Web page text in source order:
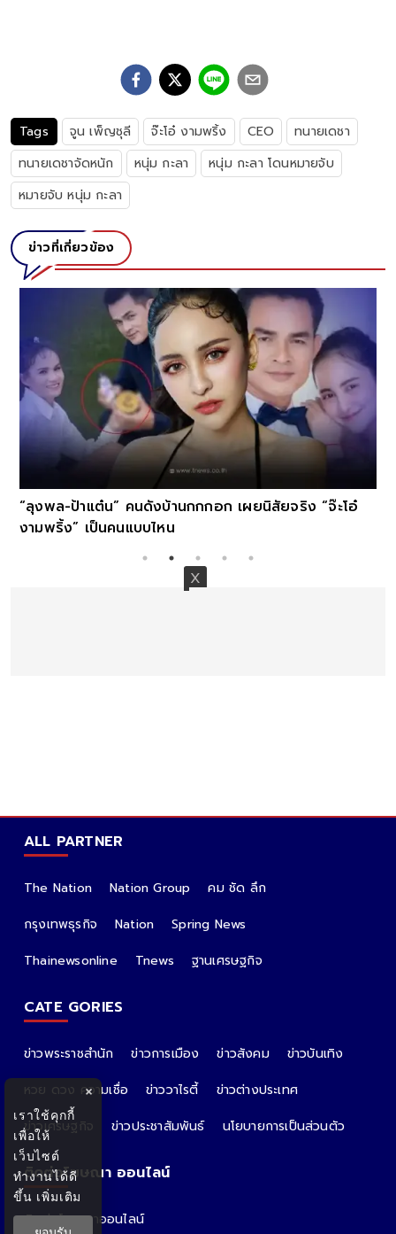
Tags จูน เพ็ญชุลี จ๊ะโอ๋ งามพริ้ง CEO
ทนายเดชา
ทนายเดชาจัดหนัก
หนุ่ม กะลา
หนุ่ม กะลา โดนหมายจับ
หมายจับ หนุ่ม กะลา
ข่าวที่เกี่ยวข้อง
“ลุงพล-ป้าแต๋น” คนดังบ้านกกกอก เผยนิสัยจริง “จ๊ะโอ๋
งามพริ้ง” เป็นคนแบบไหน
ALL PARTNER
The Nation Nation Group
คม ชัด ลึก
กรุงเทพธุรกิจ
Nation
Spring News
Thainewsonline
Tnews ฐานเศรษฐกิจ
CATE GORIES
ข่าวพระราชสำนัก ข่าวการเมือง ข่าวสังคม
ข่าวบันเทิง
หวย ดวง ความเชื่อ
ข่าววาไรตี้
ข่าวต่างประเทศ
ข่าวเศรษฐกิจ
ข่าวประชาสัมพันธ์ นโยบายการเป็นส่วนตัว
ติดต่อโฆษณา ออนไลน์
ติดต่อโฆษณาออนไลน์
×
เราใช้คุกกี้
เพื่อให้
เว็บไซต์
ทำงานได้ดี
ขึ้น เพิ่มเติม